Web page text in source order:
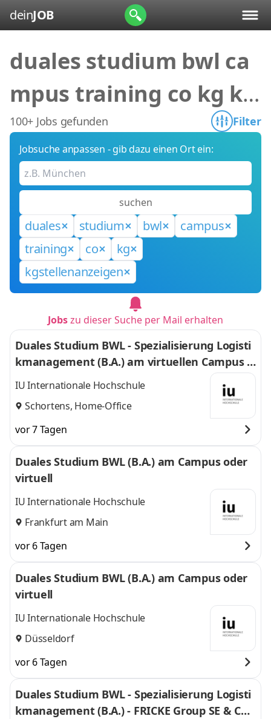
deinJOB
duales studium bwl ca
mpus training co kg kg
stellenanzeigen
100+ Jobs gefunden Filter
Jobsuche anpassen - gib dazu einen Ort ein:
suchen
duales studium bwl
campus
training
co
kg
kgstellenanzeigen
Jobszu dieser Suche per Mail erhalten
Duales Studium BWL - Spezialisierung Logisti
kmanagement (B.A.) am virtuellen Campus -
Nordfrost GmbH & Co. KG
IU Internationale Hochschule
Schortens, Home-Office
vor 7 Tagen
Duales Studium BWL (B.A.) am Campus oder
virtuell
IU Internationale Hochschule
Frankfurt am Main
vor 6 Tagen
Duales Studium BWL (B.A.) am Campus oder
virtuell
IU Internationale Hochschule
Düsseldorf
vor 6 Tagen
Duales Studium BWL - Spezialisierung Logisti
kmanagement (B.A.) - FRICKE Group SE & Co.